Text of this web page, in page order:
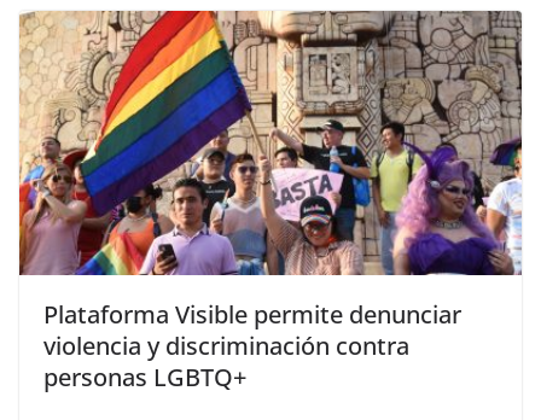
Plataforma Visible permite denunciar
violencia y discriminación contra
personas LGBTQ+